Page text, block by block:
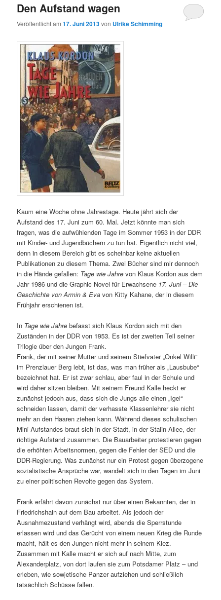
Den Aufstand wagen
Veröffentlicht am17. Juni 2013von Ulrike Schimming
Kaum eine Woche ohne Jahrestage. Heute jährt sich der
Aufstand des 17. Juni zum 60. Mal. Jetzt könnte man sich
fragen, was die aufwühlenden Tage im Sommer 1953 in der DDR
mit Kinder- und Jugendbüchern zu tun hat. Eigentlich nicht viel,
denn in diesem Bereich gibt es scheinbar keine aktuellen
Publikationen zu diesem Thema. Zwei Bücher sind mir dennoch
in die Hände gefallen: Tage wie Jahre von Klaus Kordon aus dem
Jahr 1986 und die Graphic Novel für Erwachsene 17. Juni – Die
Geschichte von Armin & Eva von Kitty Kahane, der in diesem
Frühjahr erschienen ist.
In Tage wie Jahre befasst sich Klaus Kordon sich mit den
Zuständen in der DDR von 1953. Es ist der zweiten Teil seiner
Trilogie über den Jungen Frank.
Frank, der mit seiner Mutter und seinem Stiefvater „Onkel Willi“
im Prenzlauer Berg lebt, ist das, was man früher als „Lausbube“
bezeichnet hat. Er ist zwar schlau, aber faul in der Schule und
wird daher sitzen bleiben. Mit seinem Freund Kalle heckt er
zunächst jedoch aus, dass sich die Jungs alle einen „Igel“
schneiden lassen, damit der verhasste Klassenlehrer sie nicht
mehr an den Haaren ziehen kann. Während dieses schulischen
Mini-Aufstandes braut sich in der Stadt, in der Stalin-Allee, der
richtige Aufstand zusammen. Die Bauarbeiter protestieren gegen
die erhöhten Arbeitsnormen, gegen die Fehler der SED und die
DDR-Regierung. Was zunächst nur ein Protest gegen überzogene
sozialistische Ansprüche war, wandelt sich in den Tagen im Juni
zu einer politischen Revolte gegen das System.
Frank erfährt davon zunächst nur über einen Bekannten, der in
Friedrichshain auf dem Bau arbeitet. Als jedoch der
Ausnahmezustand verhängt wird, abends die Sperrstunde
erlassen wird und das Gerücht von einem neuen Krieg die Runde
macht, hält es den Jungen nicht mehr in seinem Kiez.
Zusammen mit Kalle macht er sich auf nach Mitte, zum
Alexanderplatz, von dort laufen sie zum Potsdamer Platz – und
erleben, wie sowjetische Panzer aufziehen und schließlich
tatsächlich Schüsse fallen.